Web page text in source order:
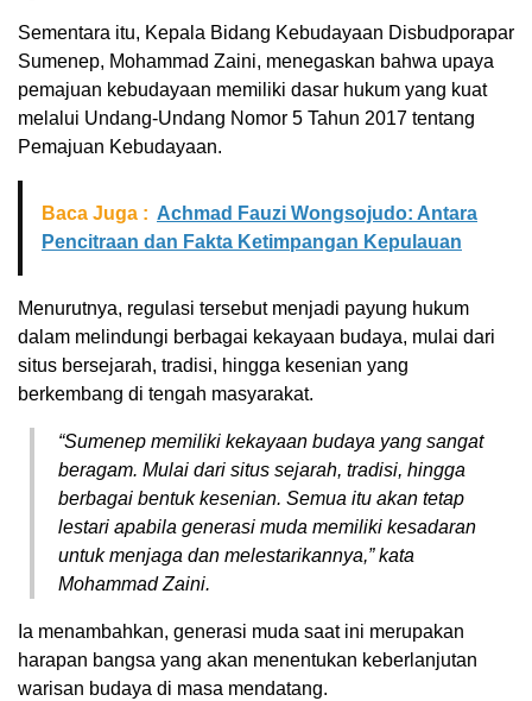
Sementara itu, Kepala Bidang Kebudayaan Disbudporapar
Sumenep, Mohammad Zaini, menegaskan bahwa upaya
pemajuan kebudayaan memiliki dasar hukum yang kuat
melalui Undang-Undang Nomor 5 Tahun 2017 tentang
Pemajuan Kebudayaan.
Baca Juga : Achmad Fauzi Wongsojudo: Antara
Pencitraan dan Fakta Ketimpangan Kepulauan
Menurutnya, regulasi tersebut menjadi payung hukum
dalam melindungi berbagai kekayaan budaya, mulai dari
situs bersejarah, tradisi, hingga kesenian yang
berkembang di tengah masyarakat.
“Sumenep memiliki kekayaan budaya yang sangat
beragam. Mulai dari situs sejarah, tradisi, hingga
berbagai bentuk kesenian. Semua itu akan tetap
lestari apabila generasi muda memiliki kesadaran
untuk menjaga dan melestarikannya,” kata
Mohammad Zaini.
Ia menambahkan, generasi muda saat ini merupakan
harapan bangsa yang akan menentukan keberlanjutan
warisan budaya di masa mendatang.